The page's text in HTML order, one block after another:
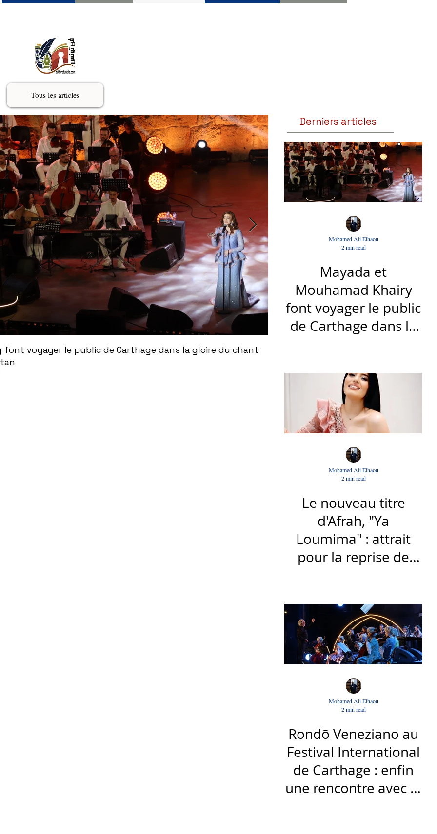
Tous les articles
font voyager le public de Carthage dans la gloire du chant
Derniers articles
Mayada et
Mouhamad Khairy
font voyager le public
de Carthage dans la
d'antan
Mohamed Ali Elhaou
2 min read
Le nouveau titre
d'Afrah, "Ya
Loumima" : attrait
pour la reprise de
Mohamed Ali Elhaou
2 min read
Rondō Veneziano au
Festival International
de Carthage : enfin
une rencontre avec le
Mohamed Ali Elhaou
2 min read